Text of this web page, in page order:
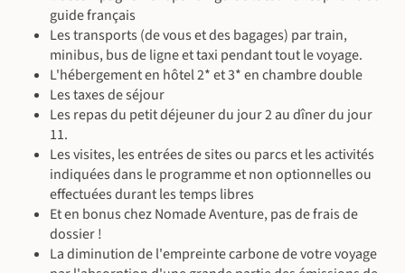
guide français
Les transports (de vous et des bagages) par train,
minibus, bus de ligne et taxi pendant tout le voyage.
L'hébergement en hôtel 2* et 3* en chambre double
Les taxes de séjour
Les repas du petit déjeuner du jour 2 au dîner du jour
11.
Les visites, les entrées de sites ou parcs et les activités
indiquées dans le programme et non optionnelles ou
effectuées durant les temps libres
Et en bonus chez Nomade Aventure, pas de frais de
dossier !
La diminution de l'empreinte carbone de votre voyage